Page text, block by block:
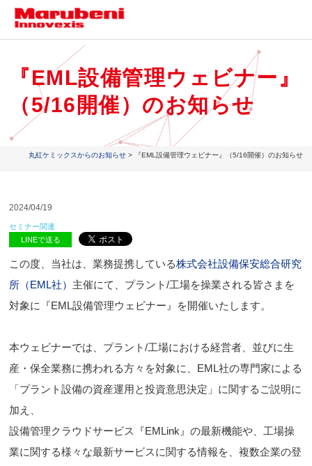
『EML設備管理ウェビナー』
（5/16開催）のお知らせ
丸紅ケミックスからのお知らせ> 『EML設備管理ウェビナー』（5/16開催）のお知らせ
2024/04/19
セミナー関連
LINEで送る
この度、当社は、業務提携している株式会社設備保安総合研究
所（EML社） 主催にて、プラント/工場を操業される皆さまを
対象に『EML設備管理ウェビナー』を開催いたします。
本ウェビナーでは、プラント/工場における経営者、並びに生
産・保全業務に携われる方々を対象に、EML社の専門家による
「プラント設備の資産運用と投資意思決定」に関するご説明に
加え、
設備管理クラウドサービス『EMLink』の最新機能や、工場操
業に関する様々な最新サービスに関する情報を、複数企業の登